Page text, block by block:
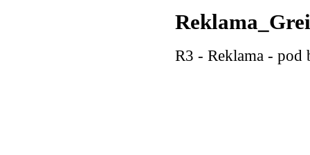
R3 - Reklama - pod